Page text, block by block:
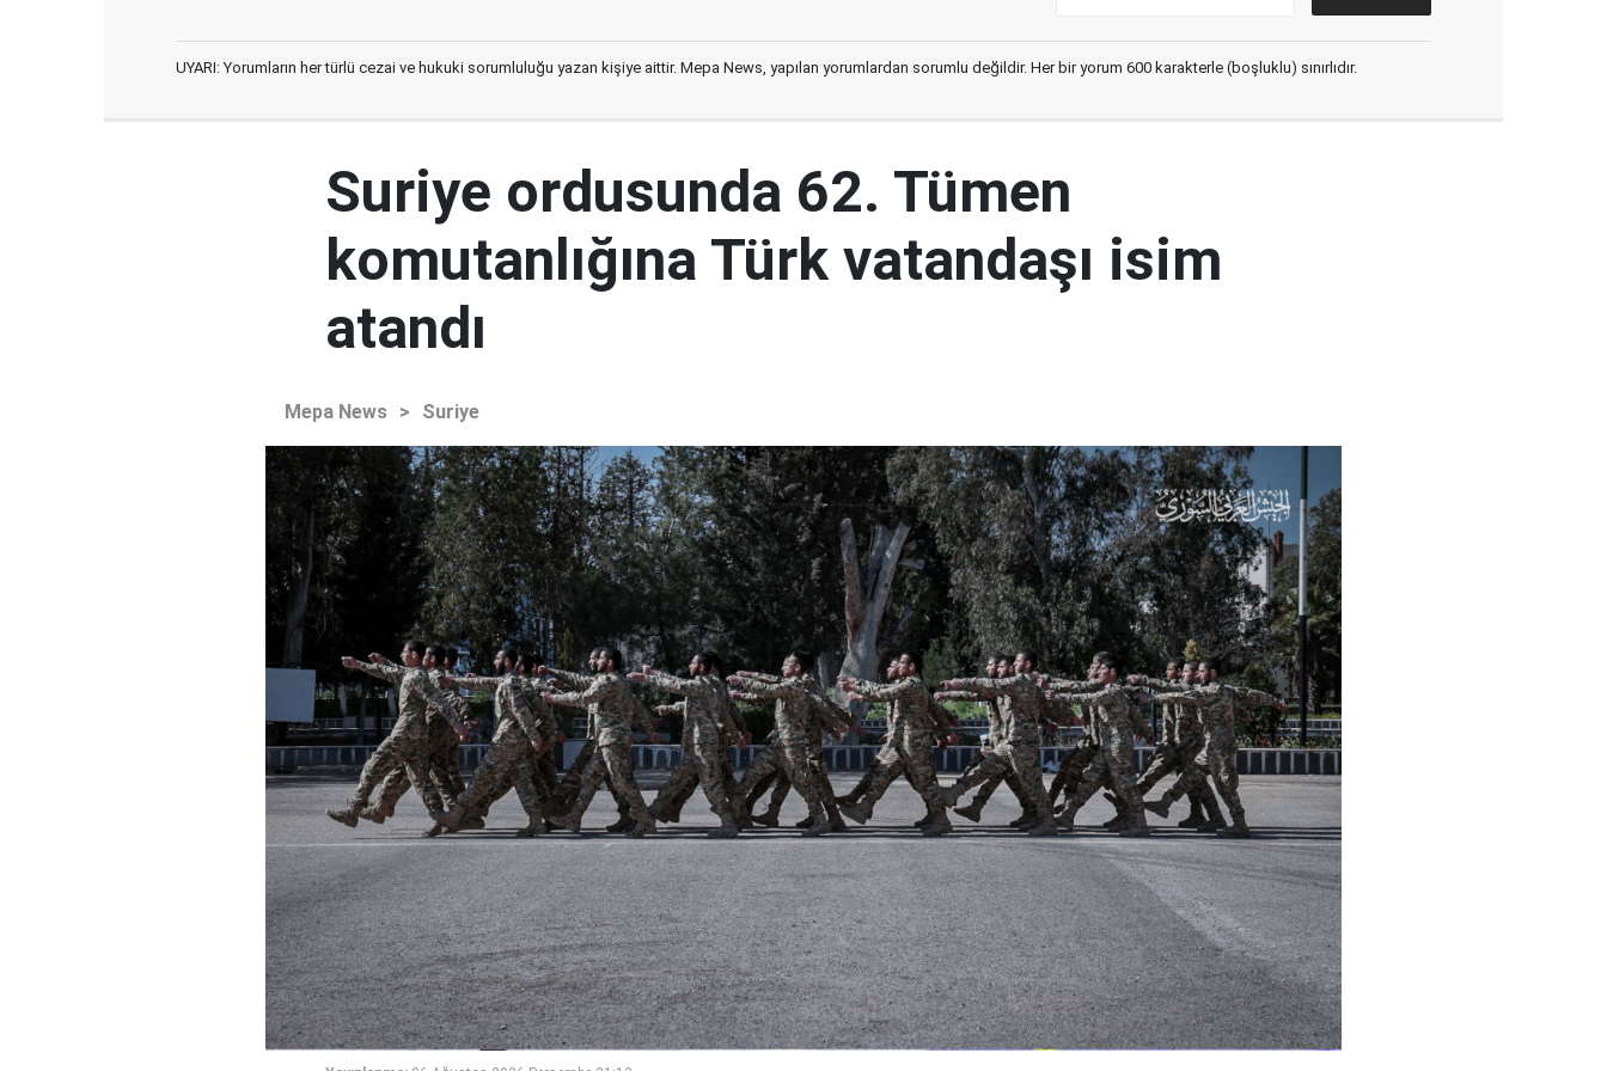
UYARI: Yorumların her türlü cezai ve hukuki sorumluluğu yazan kişiye aittir. Mepa News, yapılan yorumlardan sorumlu değildir. Her bir yorum 600 karakterle (boşluklu) sınırlıdır.
Suriye ordusunda 62. Tümen
komutanlığına Türk vatandaşı isim
atandı
Mepa News > Suriye